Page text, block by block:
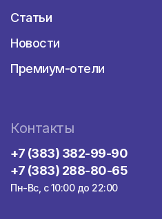
Статьи
Новости
Премиум-отели
Контакты
+7 (383) 382-99-90
+7 (383) 288-80-65
Пн-Вс, с 10:00 до 22:00